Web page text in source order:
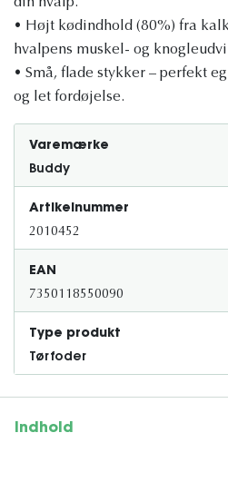
• Højt kødindhold (80%) fra
hvalpens muskel- og
• Små, flade stykker – perfekt
og let fordøjelse.
Varemærke
Buddy
Artikelnummer
2010452
EAN
7350118550090
Type produkt
Tørfoder
Indhold